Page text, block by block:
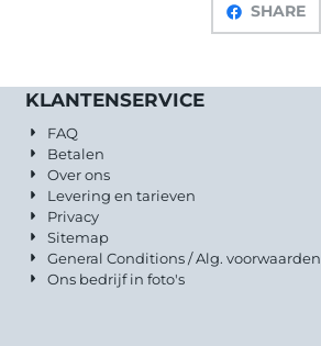
SHARE
KLANTENSERVICE
FAQ
Betalen
Over ons
Levering en tarieven
Privacy
Sitemap
General Conditions / Alg. voorwaarden
Ons bedrijf in foto's